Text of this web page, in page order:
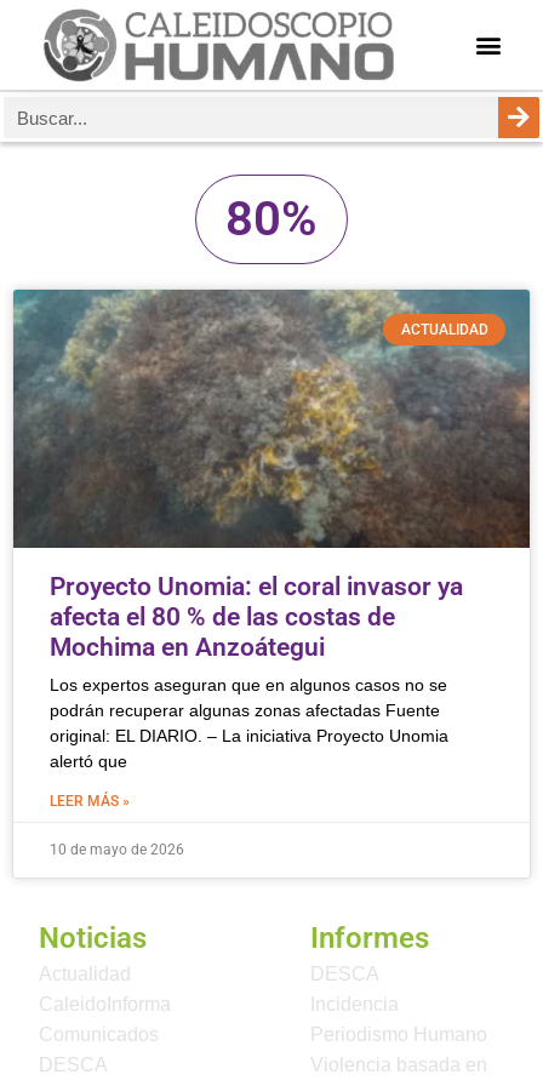
80%
ACTUALIDAD
Proyecto Unomia: el coral invasor ya
afecta el 80 % de las costas de
Mochima en Anzoátegui
Los expertos aseguran que en algunos casos no se
podrán recuperar algunas zonas afectadas Fuente
original: EL DIARIO. – La iniciativa Proyecto Unomia
alertó que
LEER MÁS »
10 de mayo de 2026
Noticias
Actualidad
CaleidoInforma
Comunicados
DESCA
Informes
DESCA
Incidencia
Periodismo Humano
Violencia basada en